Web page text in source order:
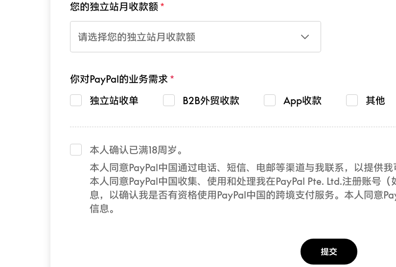
您的独立站月收款额
请选择您的独立站月收款额
你对PayPal的业务需求
独立站收单
B2B外贸收款 App收款 其他
本人确认已满18周岁。
本人同意PayPal中国通过电话、短信、电邮等渠道与我联系，以提供
本人同意PayPal中国收集、使用和处理我在PayPal Pte. Ltd.注册账号
息，以确认我是否有资格使用PayPal中国的跨境支付服务。本人同意
信息。
提交